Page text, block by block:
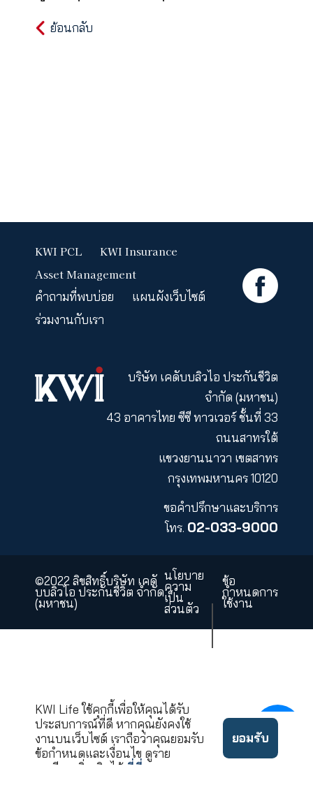
เรียบร้อยแล้ว
แผนผังเว็บไซต์
บริษัท เคดับบลิวไอ ประกัน
กรุงเทพมหานคร
ขอคำปรึกษาและบริ